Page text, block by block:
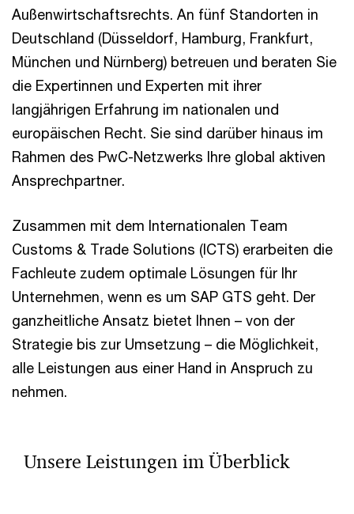
Außenwirtschaftsrechts. An fünf Standorten in
Deutschland (Düsseldorf, Hamburg, Frankfurt,
München und Nürnberg) betreuen und beraten Sie
die Expertinnen und Experten mit ihrer
langjährigen Erfahrung im nationalen und
europäischen Recht.­ Sie sind darüber hinaus im
Rahmen des PwC-Netzwerks Ihre global aktiven
Ansprechpartner.
Zusammen mit dem Internationalen Team
Customs & Trade Solutions (ICTS) erarbeiten die
Fachleute zudem optimale Lösungen für Ihr
Unternehmen, wenn es um SAP GTS geht. Der
ganzheitliche Ansatz bietet Ihnen – von der
Strategie bis zur Umsetzung – die Möglichkeit,
alle Leistungen aus einer Hand in Anspruch zu
nehmen.
Unsere Leistungen im Überblick